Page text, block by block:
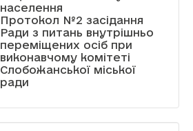
населення
Протокол №2 засідання
Ради з питань внутрішньо
переміщених осіб при
виконавчому комітеті
Слобожанської міської
ради